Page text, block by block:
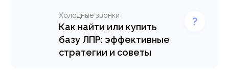
Холодные звонки
Как найти или купить
базу ЛПР: эффективные
стратегии и советы